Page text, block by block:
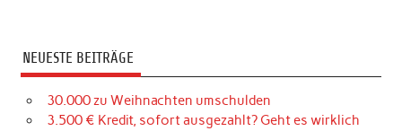
NEUESTE BEITRÄGE
30.000 zu Weihnachten umschulden
3.500 € Kredit, sofort ausgezahlt? Geht es wirklich